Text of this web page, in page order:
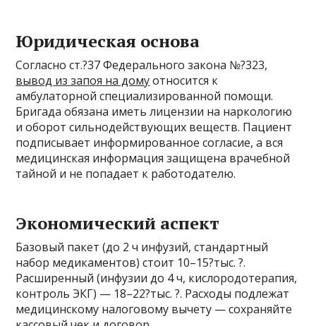
Юридическая основа
Согласно ст.?37 Федерального закона №?323,
вывод из запоя на домуотносится к
амбулаторной специализированной помощи.
Бригада обязана иметь лицензии на наркологию
и оборот сильнодействующих веществ. Пациент
подписывает информированное согласие, а вся
медицинская информация защищена врачебной
тайной и не попадает к работодателю.
Экономический аспект
Базовый пакет (до 2 ч инфузий, стандартный
набор медикаментов) стоит 10–15?тыс. ?.
Расширенный (инфузии до 4 ч, кислородотерапия,
контроль ЭКГ) — 18–22?тыс. ?. Расходы подлежат
медицинскому налоговому вычету — сохраняйте